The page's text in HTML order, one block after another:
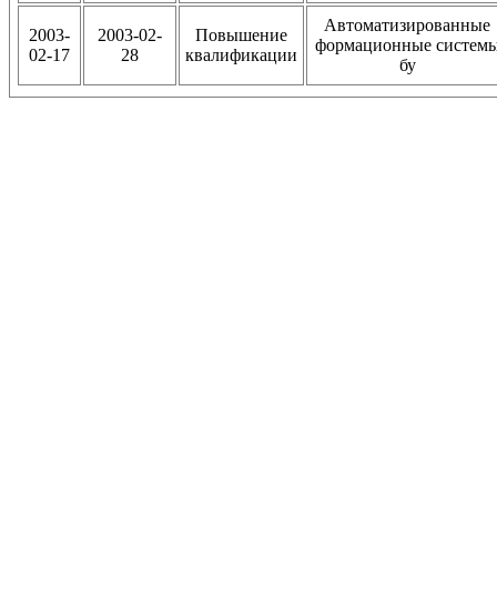
2003-
02-17
2003-02-
28
Повышение
квалификации
Автоматизированные
формационные
бу